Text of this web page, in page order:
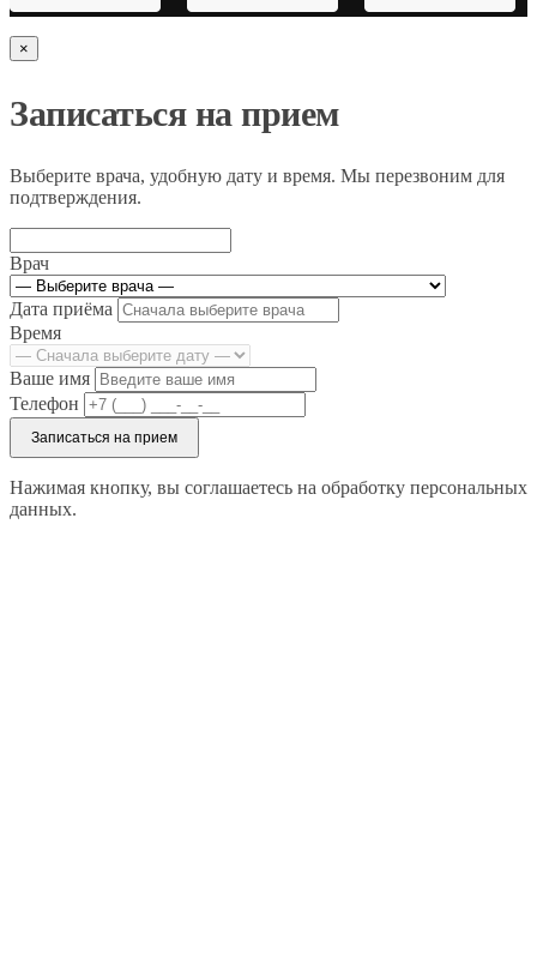
×
Записаться на прием
Выберите врача, удобную дату и время. Мы перезвоним для
подтверждения.
Врач
Дата приёма
Время
Ваше имя
Телефон
Записаться на прием
Нажимая кнопку, вы соглашаетесь на обработку персональных
данных.